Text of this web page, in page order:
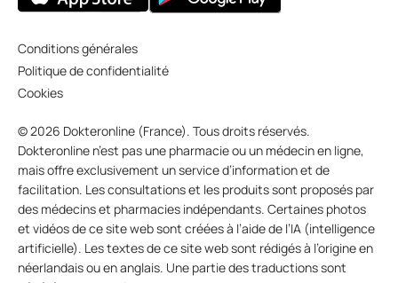
Conditions générales
Politique de confidentialité
Cookies
© 2026 Dokteronline (France). Tous droits réservés.
Dokteronline n’est pas une pharmacie ou un médecin en ligne,
mais offre exclusivement un service d’information et de
facilitation. Les consultations et les produits sont proposés par
des médecins et pharmacies indépendants. Certaines photos
et vidéos de ce site web sont créées à l’aide de l’IA (intelligence
artificielle). Les textes de ce site web sont rédigés à l’origine en
néerlandais ou en anglais. Une partie des traductions sont